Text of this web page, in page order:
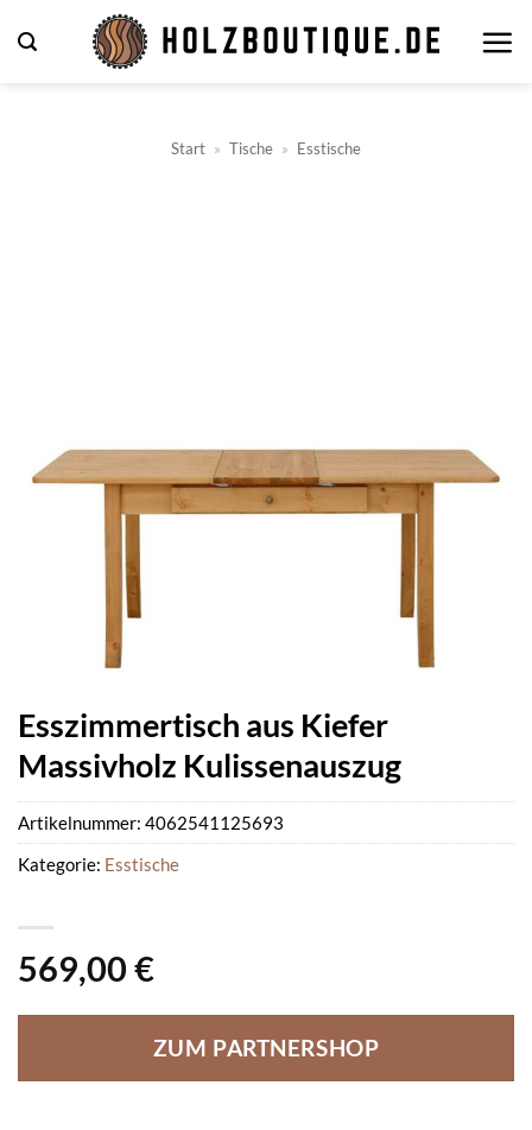
Inhalt
Start » Tische » Esstische
Esszimmertisch aus Kiefer
Massivholz Kulissenauszug
569,00 €
ZUM PARTNERSHOP
Artikelnummer: 4062541125693
Kategorie: Esstische